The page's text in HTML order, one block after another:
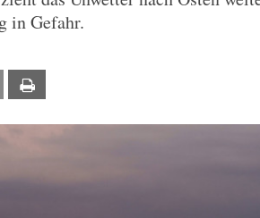
in Gefahr.
Email